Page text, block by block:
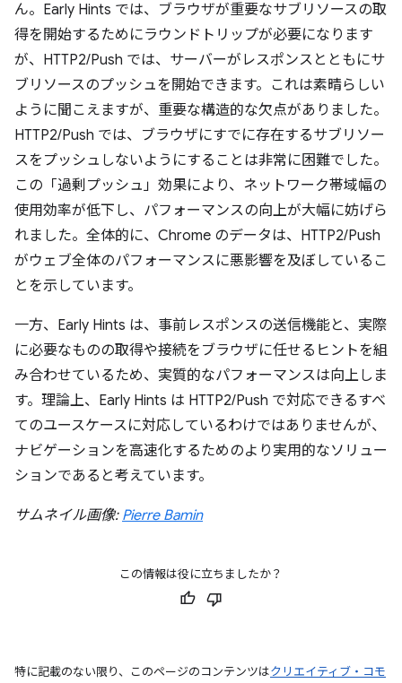
ん。Early Hints では、ブラウザが重要なサブリソースの取
得を開始するためにラウンドトリップが必要になります
が、HTTP2/Push では、サーバーがレスポンスとともにサ
ブリソースのプッシュを開始できます。これは素晴らしい
ように聞こえますが、重要な構造的な欠点がありました。
HTTP2/Push では、ブラウザにすでに存在するサブリソー
スをプッシュしないようにすることは非常に困難でした。
この「過剰プッシュ」効果により、ネットワーク帯域幅の
使用効率が低下し、パフォーマンスの向上が大幅に妨げら
れました。全体的に、Chrome のデータは、HTTP2/Push
がウェブ全体のパフォーマンスに悪影響を及ぼしているこ
とを示しています。
一方、Early Hints は、事前レスポンスの送信機能と、実際
に必要なものの取得や接続をブラウザに任せるヒントを組
み合わせているため、実質的なパフォーマンスは向上しま
す。理論上、Early Hints は HTTP2/Push で対応できるすべ
てのユースケースに対応しているわけではありませんが、
ナビゲーションを高速化するためのより実用的なソリュー
ションであると考えています。
サムネイル画像: Pierre Bamin
この情報は役に立ちましたか？
特に記載のない限り、このページのコンテンツはクリエイティブ・コモ